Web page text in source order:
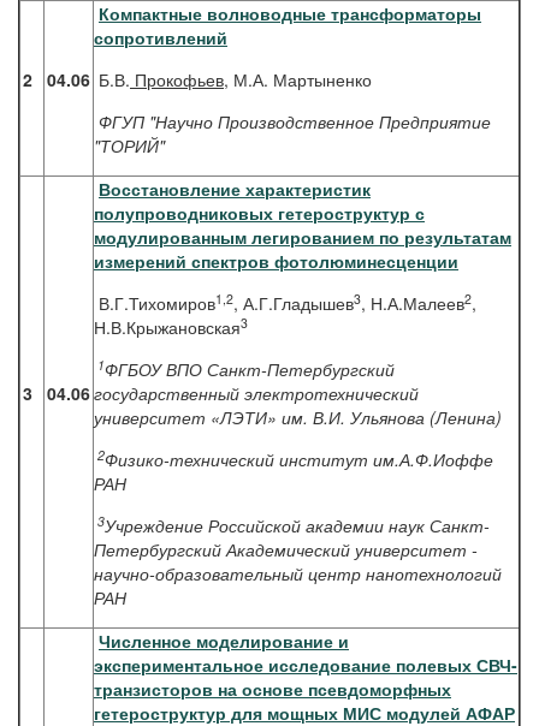
2 04.06
Компактные волноводные трансформаторы
сопротивлений
Б.В. Прокофьев, М.А. Мартыненко
ФГУП "Научно Производственное Предприятие
"ТОРИЙ"
3 04.06
Восстановление характеристик
полупроводниковых гетероструктур с
модулированным легированием по результатам
измерений спектров фотолюминесценции
В.Г.Тихомиров1,2, А.Г.Гладышев3, Н.А.Малеев2,
Н.В.Крыжановская3
1ФГБОУ ВПО Санкт-Петербургский
государственный электротехнический
университет «ЛЭТИ» им. В.И. Ульянова (Ленина)
2Физико-технический институт им.А.Ф.Иоффе
РАН
3Учреждение Российской академии наук Санкт-
Петербургский Академический университет -
научно-образовательный центр нанотехнологий
РАН
Численное моделирование и
экспериментальное исследование полевых СВЧ-
транзисторов на основе псевдоморфных
гетероструктур для мощных МИС модулей АФАР